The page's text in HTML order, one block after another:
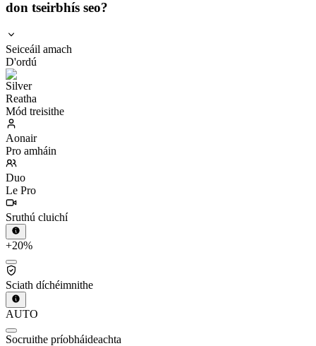
don tseirbhís seo?
Seiceáil amach
D'ordú
Reatha
Mód treisithe
Aonair
Pro amháin
Duo
Le Pro
Sruthú cluichí
+20%
Sciath díchéimnithe
AUTO
Socruithe príobháideachta